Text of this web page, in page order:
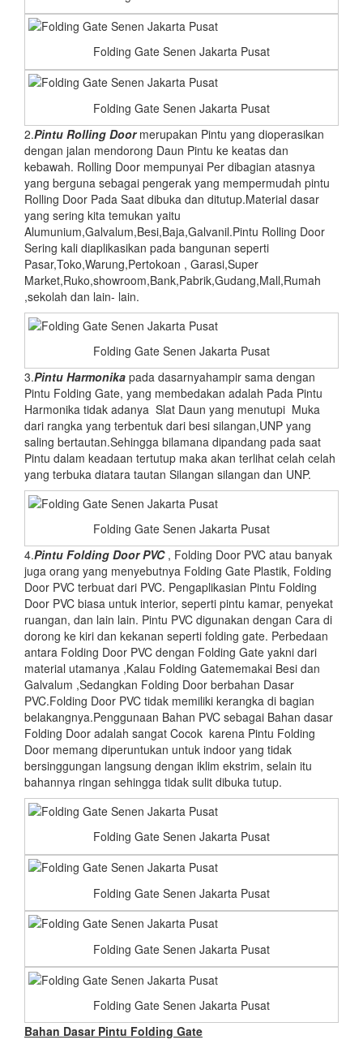
Folding Gate Senen Jakarta Pusat
Folding Gate Senen Jakarta Pusat
2.Pintu Rolling Doormerupakan Pintu yang dioperasikan
dengan jalan mendorong Daun Pintu ke keatas dan
kebawah. Rolling Door mempunyai Per dibagian atasnya
yang berguna sebagai pengerak yang mempermudah pintu
Rolling Door Pada Saat dibuka dan ditutup.Material dasar
yang sering kita temukan yaitu
Alumunium,Galvalum,Besi,Baja,Galvanil.Pintu Rolling Door
Sering kali diaplikasikan pada bangunan seperti
Pasar,Toko,Warung,Pertokoan , Garasi,Super
Market,Ruko,showroom,Bank,Pabrik,Gudang,Mall,Rumah
,sekolah dan lain- lain.
Folding Gate Senen Jakarta Pusat
3.Pintu Harmonika pada dasarnyahampir sama dengan
Pintu Folding Gate, yang membedakan adalah Pada Pintu
Harmonika tidak adanya Slat Daun yang menutupi Muka
dari rangka yang terbentuk dari besi silangan,UNP yang
saling bertautan.Sehingga bilamana dipandang pada saat
Pintu dalam keadaan tertutup maka akan terlihat celah celah
yang terbuka diatara tautan Silangan silangan dan UNP.
Folding Gate Senen Jakarta Pusat
4.Pintu Folding Door PVC, Folding Door PVC atau banyak
juga orang yang menyebutnya Folding Gate Plastik, Folding
Door PVC terbuat dari PVC. Pengaplikasian Pintu Folding
Door PVC biasa untuk interior, seperti pintu kamar, penyekat
ruangan, dan lain lain. Pintu PVC digunakan dengan Cara di
dorong ke kiri dan kekanan seperti folding gate. Perbedaan
antara Folding Door PVC dengan Folding Gate yakni dari
material utamanya ,Kalau Folding Gatememakai Besi dan
Galvalum ,Sedangkan Folding Door berbahan Dasar
PVC.Folding Door PVC tidak memiliki kerangka di bagian
belakangnya.Penggunaan Bahan PVC sebagai Bahan dasar
Folding Door adalah sangat Cocok karena Pintu Folding
Door memang diperuntukan untuk indoor yang tidak
bersinggungan langsung dengan iklim ekstrim, selain itu
bahannya ringan sehingga tidak sulit dibuka tutup.
Folding Gate Senen Jakarta Pusat
Folding Gate Senen Jakarta Pusat
Folding Gate Senen Jakarta Pusat
Folding Gate Senen Jakarta Pusat
Bahan Dasar Pintu Folding Gate